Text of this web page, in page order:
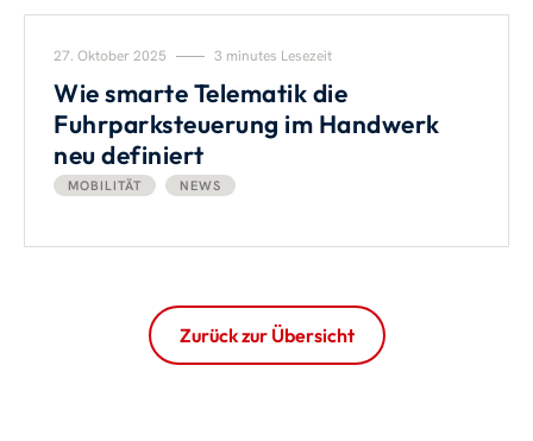
27. Oktober 2025 3 minutes Lesezeit
Wie smarte Telematik die
Fuhrparksteuerung im Handwerk
neu definiert
MOBILITÄT NEWS
Zurück zur Übersicht